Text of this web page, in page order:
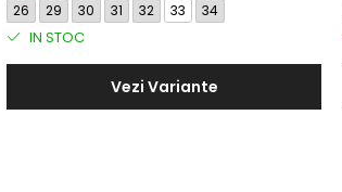
26
29 30 31 32 33 34
IN STOC
Vezi Variante